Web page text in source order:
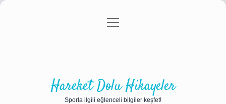
Gizlilik Politikası
menüyü
Hareket Dolu Hikayeler
Sporla ilgili eğlenceli bilgiler keşfet!